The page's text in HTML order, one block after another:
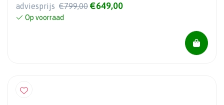
adviesprijs €799,00 €649,00
Op voorraad